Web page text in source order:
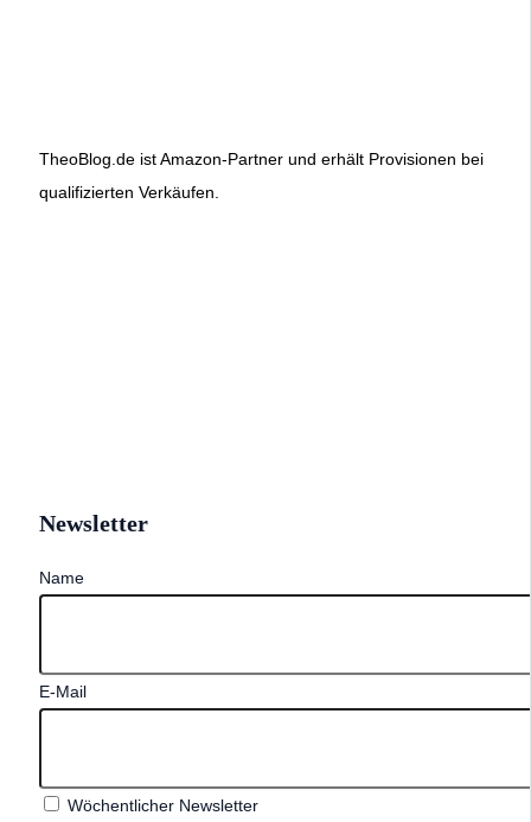
TheoBlog.de ist Amazon-Partner und erhält Provisionen bei
qualifizierten Verkäufen.
Newsletter
Name
E-Mail
Wöchentlicher Newsletter